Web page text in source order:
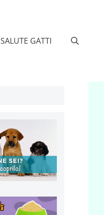
SALUTE GATTI